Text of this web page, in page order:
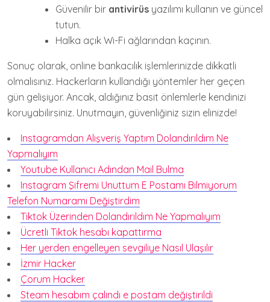
Güvenilir bir antivirüs yazılımı kullanın ve güncel
tutun.
Halka açık Wi-Fi ağlarından kaçının.
Sonuç olarak, online bankacılık işlemlerinizde dikkatli
olmalısınız. Hackerların kullandığı yöntemler her geçen
gün gelişiyor. Ancak, aldığınız basit önlemlerle kendinizi
koruyabilirsiniz. Unutmayın, güvenliğiniz sizin elinizde!
Instagramdan Alışveriş Yaptım Dolandırıldım Ne
Yapmalıyım
Youtube Kullanıcı Adından Mail Bulma
Instagram Şifremi Unuttum E Postamı Bilmiyorum
Telefon Numaramı Değiştirdim
Tiktok Üzerinden Dolandırıldım Ne Yapmalıyım
Ücretli Tiktok hesabı kapattırma
Her yerden engelleyen sevgiliye Nasıl Ulaşılır
İzmir Hacker
Çorum Hacker
Steam hesabım çalındı e postam değiştirildi